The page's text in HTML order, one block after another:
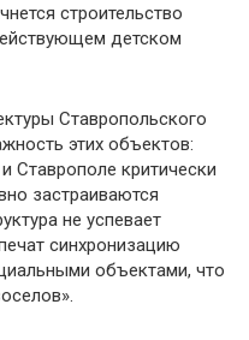
строительство
детском
Ставропольского
этих объектов:
Ставрополе критически
застраиваются
не успевает
синхронизацию
объектами, что